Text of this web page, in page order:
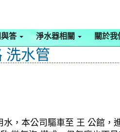
與答 淨水器相關 關於我
洗水管
，本公司驅車至 王 公館